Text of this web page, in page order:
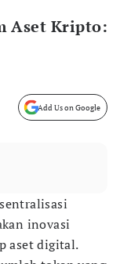
Aset Kripto:
Add Us on Google
inovasi
aset digital.